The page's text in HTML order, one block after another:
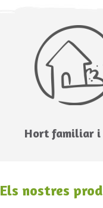
Hort familiar i
Els nostres